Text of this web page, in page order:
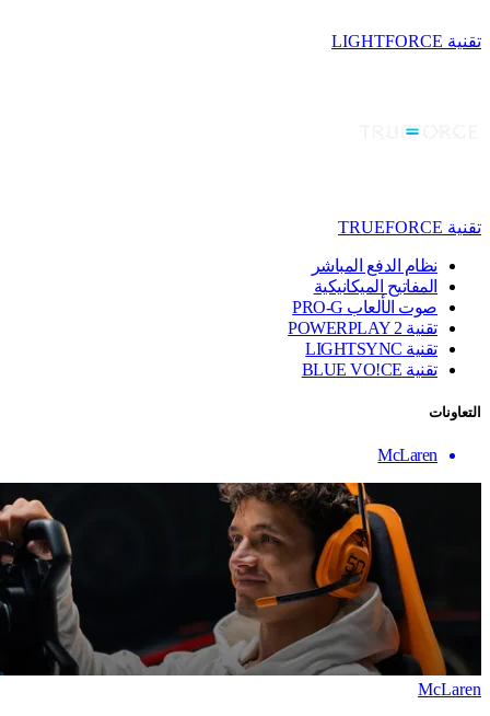
تقنية LIGHTFORCE
تقنية TRUEFORCE
نظام الدفع المباشر
المفاتيح الميكانيكية
صوت الألعاب PRO-G
تقنية ‏POWERPLAY 2
تقنية LIGHTSYNC
تقنية BLUE VO!CE
التعاونات
McLaren
McLaren